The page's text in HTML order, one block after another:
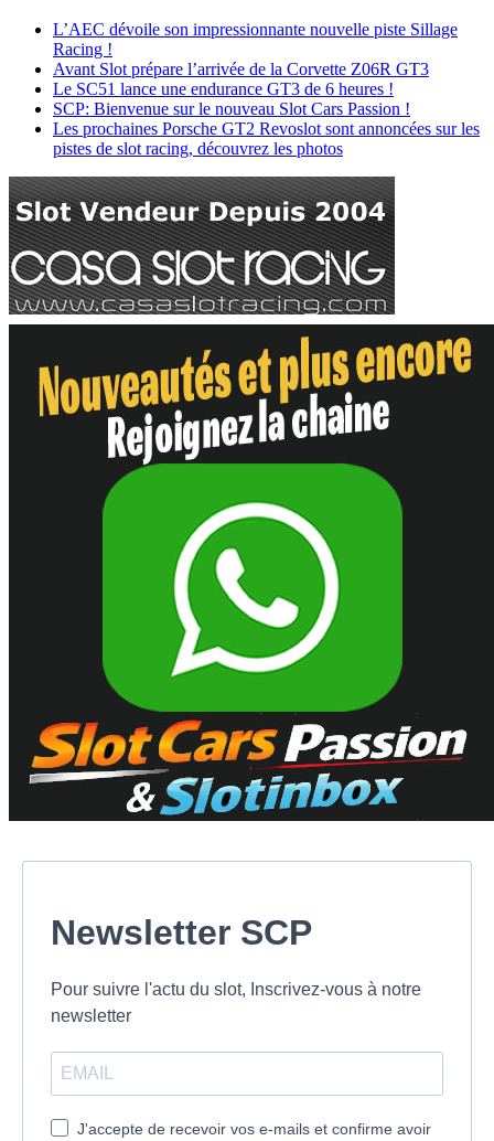
L’AEC dévoile son impressionnante nouvelle piste Sillage
Racing !
Avant Slot prépare l’arrivée de la Corvette Z06R GT3
Le SC51 lance une endurance GT3 de 6 heures !
SCP: Bienvenue sur le nouveau Slot Cars Passion !
Les prochaines Porsche GT2 Revoslot sont annoncées sur les
pistes de slot racing, découvrez les photos
Newsletter SCP
Pour suivre l'actu du slot, Inscrivez-vous à notre
newsletter
J'accepte de recevoir vos e-mails et confirme avoir